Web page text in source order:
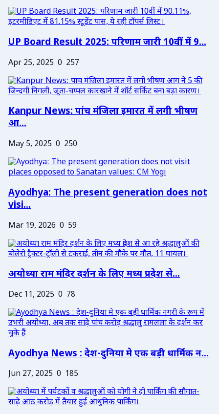
UP Board Result 2025: परिणाम जारी 10वीं में 9...
Apr 25, 2025 0 257
Kanpur News: पांच मंजिला इमारत में लगी भीषण
आ...
May 5, 2025 0 250
Ayodhya: The present generation does not
visi...
Mar 19, 2026 0 59
अयोध्या राम मंदिर दर्शन के लिए मध्य प्रदेश से...
Dec 11, 2025 0 78
Ayodhya News : देश-दुनिया मे एक बड़ी धार्मिक न...
Jun 27, 2025 0 185